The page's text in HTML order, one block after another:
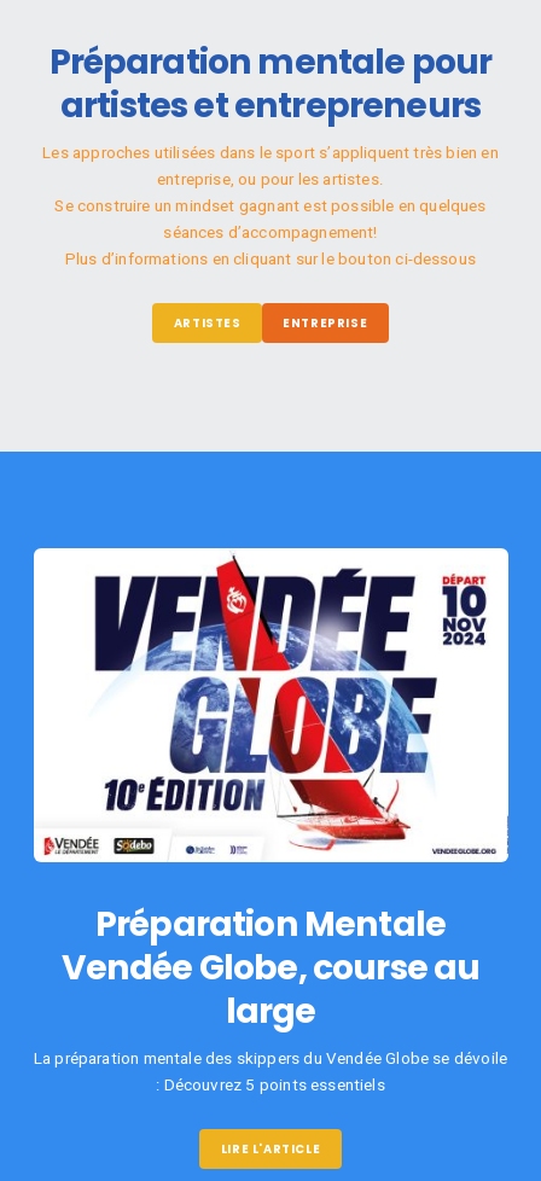
Préparation mentale pour
artistes et entrepreneurs
Les approches utilisées dans le sport s’appliquent très bien en
entreprise, ou pour les artistes.
Se construire un mindset gagnant est possible en quelques
séances d’accompagnement!
Plus d’informations en cliquant sur le bouton ci-dessous
ARTISTES ENTREPRISE
Préparation Mentale
Vendée Globe, course au
large
La préparation mentale des skippers du Vendée Globe se dévoile
: Découvrez 5 points essentiels
LIRE L'ARTICLE